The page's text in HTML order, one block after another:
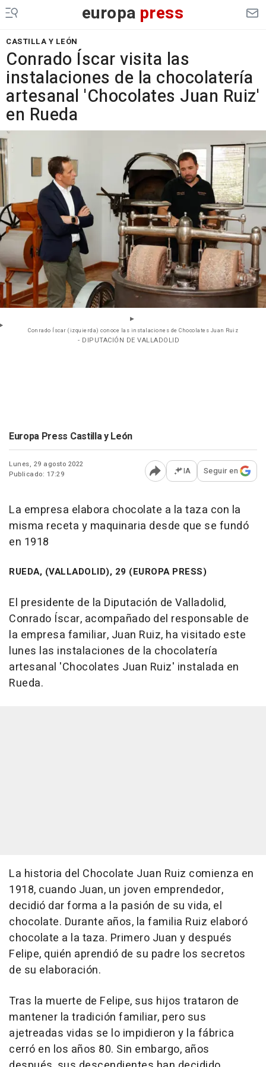
europa press
CASTILLA Y LEÓN
Conrado Íscar visita las
instalaciones de la chocolatería
artesanal 'Chocolates Juan Ruiz'
en Rueda
Conrado Íscar (izquierda) conoce las instalaciones de Chocolates Juan Ruiz
- DIPUTACIÓN DE VALLADOLID
Europa Press Castilla y León
Lunes, 29 agosto 2022
Publicado: 17:29
Abrir opciones para
IA Seguir en
La empresa elabora chocolate a la taza con la
misma receta y maquinaria desde que se fundó
en 1918
RUEDA, (VALLADOLID), 29 (EUROPA PRESS)
El presidente de la Diputación de Valladolid,
Conrado Íscar, acompañado del responsable de
la empresa familiar, Juan Ruiz, ha visitado este
lunes las instalaciones de la chocolatería
artesanal 'Chocolates Juan Ruiz' instalada en
Rueda.
La historia del Chocolate Juan Ruiz comienza en
1918, cuando Juan, un joven emprendedor,
decidió dar forma a la pasión de su vida, el
chocolate. Durante años, la familia Ruiz elaboró
chocolate a la taza. Primero Juan y después
Felipe, quién aprendió de su padre los secretos
de su elaboración.
Tras la muerte de Felipe, sus hijos trataron de
mantener la tradición familiar, pero sus
ajetreadas vidas se lo impidieron y la fábrica
cerró en los años 80. Sin embargo, años